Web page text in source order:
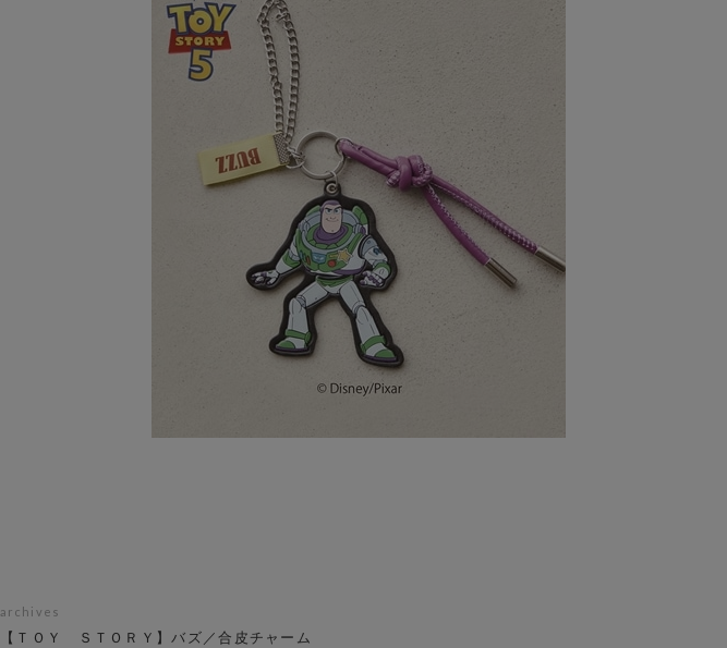
archives
【ＴＯＹ ＳＴＯＲＹ】バズ／合皮チャーム